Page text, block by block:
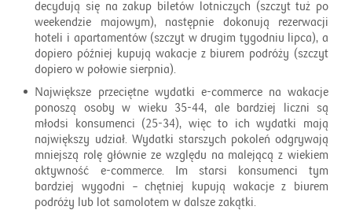
decydują się na zakup biletów lotniczych (szczyt tuż po
weekendzie majowym), następnie dokonują rezerwacji
hoteli i apartamentów (szczyt w drugim tygodniu lipca), a
dopiero później kupują wakacje z biurem podróży (szczyt
dopiero w połowie sierpnia).
Największe przeciętne wydatki e-commerce na wakacje
ponoszą osoby w wieku 35-44, ale bardziej liczni są
młodsi konsumenci (25-34), więc to ich wydatki mają
największy udział. Wydatki starszych pokoleń odgrywają
mniejszą rolę głównie ze względu na malejącą z wiekiem
aktywność e-commerce. Im starsi konsumenci tym
bardziej wygodni – chętniej kupują wakacje z biurem
podróży lub lot samolotem w dalsze zakątki.